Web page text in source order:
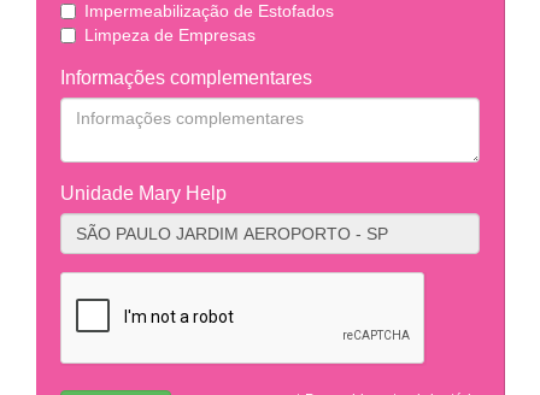
Impermeabilização de Estofados
Limpeza de Empresas
Informações complementares
Unidade Mary Help